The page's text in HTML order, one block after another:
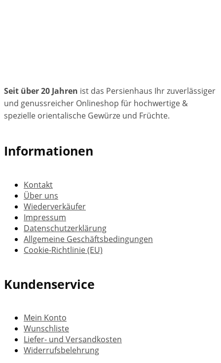
Seit über 20 Jahren ist das Persienhaus Ihr zuverlässiger
und genussreicher Onlineshop für hochwertige &
spezielle orientalische Gewürze und Früchte.
Informationen
Kontakt
Über uns
Wiederverkäufer
Impressum
Datenschutzerklärung
Allgemeine Geschäftsbedingungen
Cookie-Richtlinie (EU)
Kundenservice
Mein Konto
Wunschliste
Liefer- und Versandkosten
Widerrufsbelehrung